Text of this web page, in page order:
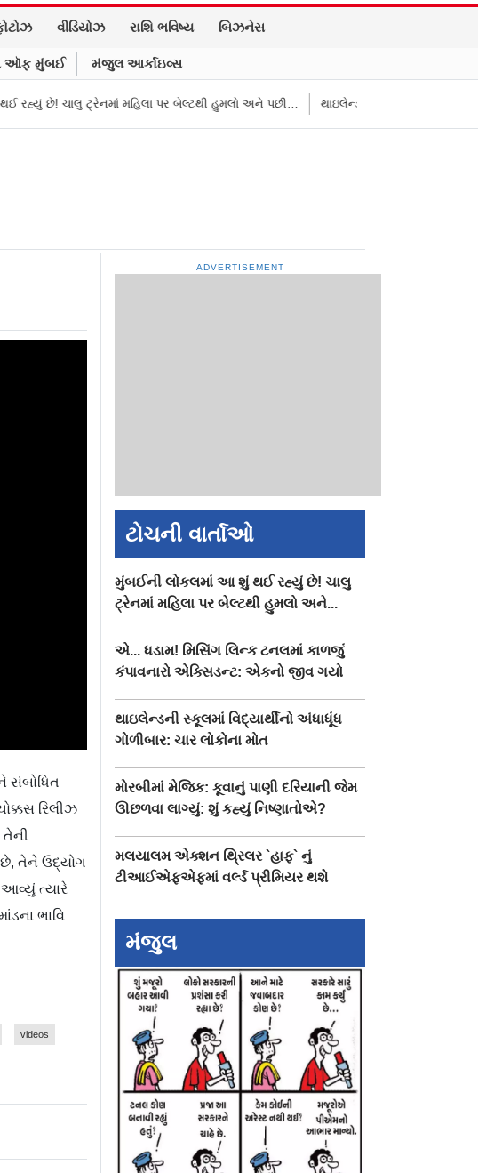
વીડિયોઝ રાશિ ભવિષ્ય બિઝનેસ
ઑફ મુંબઈ મંજુલ આર્કાઇવ્સ
મહિલા પર બેલ્ટથી હુમલો અને પછી… થાઇલેન્ડની સ્કૂલમાં વિદ્યાર્થીનો અંધાધૂંધ
સંબોધિત
રિલીઝ
તેની
છે, તેને ઉદ્યોગ
આવ્યું ત્યારે
ભાવિ
videos
ADVERTISEMENT
ટોચની વાર્તાઓ
મુંબઈની લોકલમાં આ શું થઈ રહ્યું છે! ચાલુ
ટ્રેનમાં મહિલા પર બેલ્ટથી હુમલો અને...
એ... ધડામ! મિસિંગ લિન્ક ટનલમાં કાળજું
કંપાવનારો એક્સિડન્ટ: એકનો જીવ ગયો
થાઇલેન્ડની સ્કૂલમાં વિદ્યાર્થીનો અંધાધૂંધ
ગોળીબાર: ચાર લોકોના મોત
મોરબીમાં મેજિક: કૂવાનું પાણી દરિયાની જેમ
ઊછળવા લાગ્યું: શું કહ્યું નિષ્ણાતોએ?
મલયાલમ એક્શન થ્રિલર `હાફ` નું
ટીઆઈએફએફમાં વર્લ્ડ પ્રીમિયર થશે
મંજુલ